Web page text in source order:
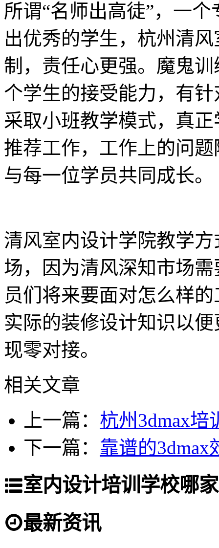
所谓“名师出高徒”，一
出优秀的学生，杭州清
制，责任心更强。魔鬼
个学生的接受能力，有
采取小班教学模式，真
推荐工作，工作上的问
与每一位学员共同成长。
清风室内设计学院教学
场，因为清风深知市场
员们将来要面对怎么样
实际的装修设计知识以
现零对接。
相关文章
上一篇： 杭州3dmax培
下一篇： 靠谱的
室内设计培训学校哪
最新资讯